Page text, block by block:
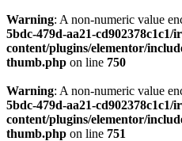
Warning: A non-numeric value
5bdc-479d-aa21-cd902378c1c1/
content/plugins/elementor/
thumb.php on line 750
Warning: A non-numeric value
5bdc-479d-aa21-cd902378c1c1/
content/plugins/elementor/
thumb.php on line 751